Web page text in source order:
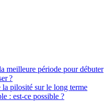
meilleure période pour débuter
?
pilosité sur le long terme
: est-ce possible ?